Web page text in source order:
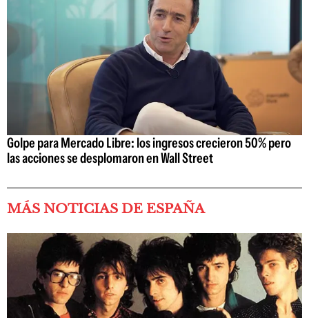
Golpe para Mercado Libre: los ingresos crecieron 50% pero
las acciones se desplomaron en Wall Street
MÁS NOTICIAS DE ESPAÑA